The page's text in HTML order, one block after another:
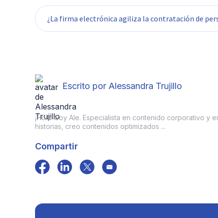
disminuye gastos por errores y re trabajos,
¿La firma electrónica agiliza la contratación de
Escrito por Alessandra Trujillo
¡Hola! Soy Ale. Especialista en contenido corporativo y
historias, creo contenidos optimizados ...
Compartir